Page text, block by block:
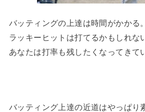
バッティングの上達は時間がかかる。
ラッキーヒットは打てるかもしれな
あなたは打率も残したくなってきて
バッティング上達の近道はやっぱり